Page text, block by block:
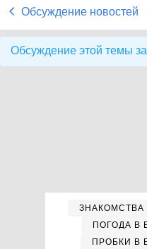
Обсуждение новостей
Обсуждение этой темы
ЗНАКОМСТВА
ПОГОДА В
ПРОБКИ В